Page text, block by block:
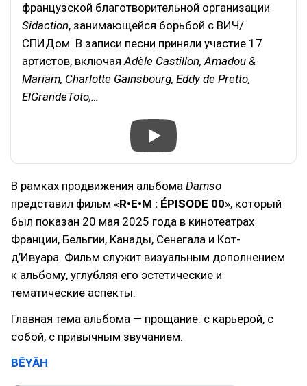
французской благотворительной организации
Sidaction, занимающейся борьбой с ВИЧ/
СПИДом. В записи песни приняли участие 17
артистов, включаяAdèle Castillon, Amadou &
Mariam, Charlotte Gainsbourg, Eddy de Pretto,
ElGrandeToto,…
В рамках продвижения альбома Damso
представил фильм «R•E•M : ÉPISODE 00», который
был показан 20 мая 2025 года в кинотеатрах
Франции, Бельгии, Канады, Сенегала и Кот-
д’Ивуара. Фильм служит визуальным дополнением
к альбому, углубляя его эстетические и
тематические аспекты.
Главная тема альбома — прощание: с карьерой, с
собой, с привычным звучанием.
BĒYĀH